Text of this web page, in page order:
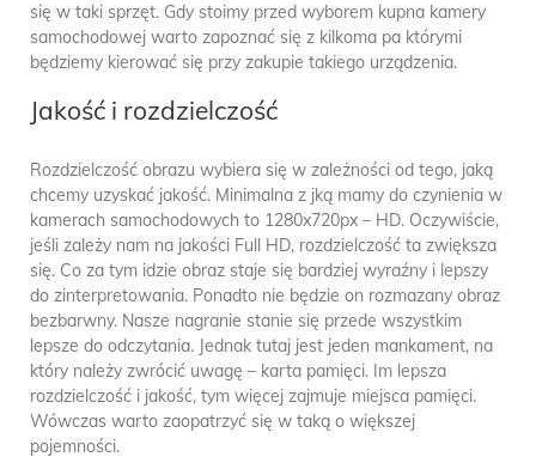
się w taki sprzęt. Gdy stoimy przed wyborem kupna kamery
samochodowej warto zapoznać się z kilkoma pa którymi
będziemy kierować się przy zakupie takiego urządzenia.
Jakość i rozdzielczość
Rozdzielczość obrazu wybiera się w zależności od tego, jaką
chcemy uzyskać jakość. Minimalna z jką mamy do czynienia w
kamerach samochodowych to 1280x720px – HD. Oczywiście,
jeśli zależy nam na jakości Full HD, rozdzielczość ta zwiększa
się. Co za tym idzie obraz staje się bardziej wyraźny i lepszy
do zinterpretowania. Ponadto nie będzie on rozmazany obraz
bezbarwny. Nasze nagranie stanie się przede wszystkim
lepsze do odczytania. Jednak tutaj jest jeden mankament, na
który należy zwrócić uwagę – karta pamięci. Im lepsza
rozdzielczość i jakość, tym więcej zajmuje miejsca pamięci.
Wówczas warto zaopatrzyć się w taką o większej
pojemności.